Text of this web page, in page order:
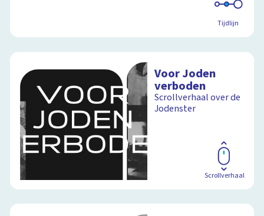
Tijdlijn
Voor Joden
verboden
Scrollverhaal over de
Jodenster
Scrollverhaal